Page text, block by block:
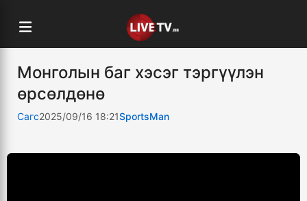
Монголын баг хэсэг тэргүүлэн
өрсөлдөнө
Сагс2025/09/16 18:21SportsMan